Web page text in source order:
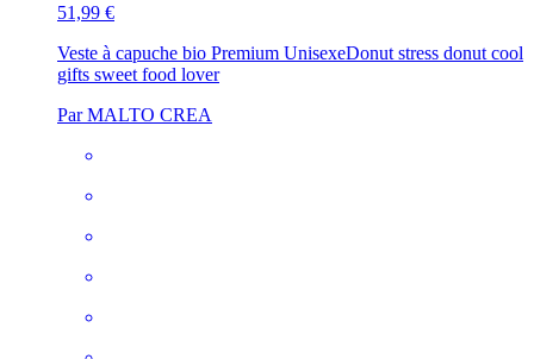
51,99 €
Veste à capuche bio Premium UnisexeDonut stress donut cool
gifts sweet food lover
Par MALTO CREA